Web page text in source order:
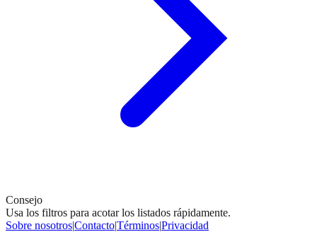
Consejo
Usa los filtros para acotar los listados rápidamente.
Sobre nosotros|Contacto|Términos|Privacidad